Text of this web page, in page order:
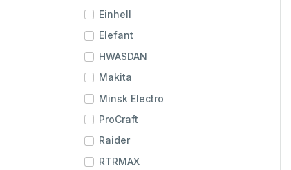
Einhell
Elefant
HWASDAN
Makita
Minsk Electro
ProCraft
Raider
RTRMAX